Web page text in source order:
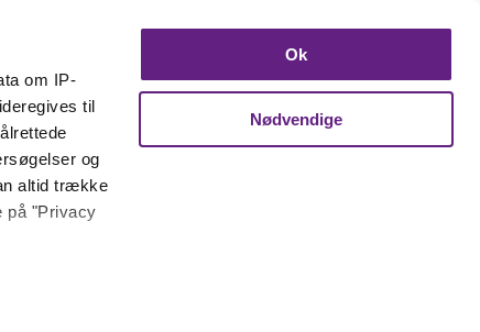
om IP-
til
og
altid trække
på "Privacy
Ok
Nødvendige